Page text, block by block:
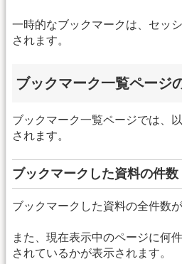
一時的なブックマークは、セッ
されます。
ブックマーク一覧ページ
ブックマーク一覧ページでは、
されます。
ブックマークした資料の件数
ブックマークした資料の全件数
また、現在表示中のページに何
されているかが表示されます。